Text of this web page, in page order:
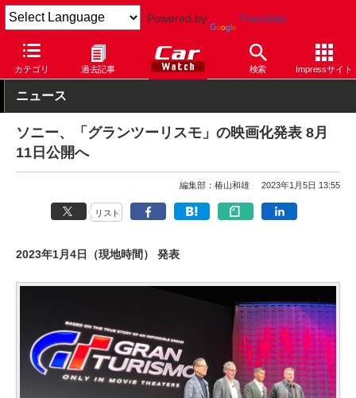
Powered by Translate
カテゴリ 過去記事 検索 Impressサイト
Car Watch イベント CES 2023
ニュース
ソニー、「グランツーリスモ」の映画化発表 8月
11日公開へ
編集部：椿山和雄 2023年1月5日 13:55
リスト
2023年1月4日（現地時間） 発表